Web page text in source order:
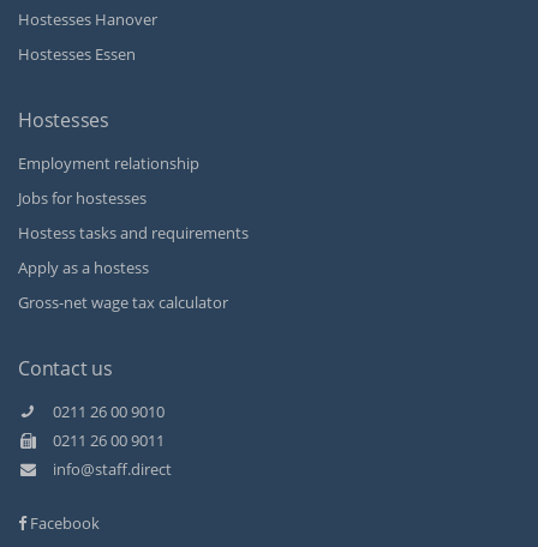
Hostesses Hanover
Hostesses Essen
Hostesses
Employment relationship
Jobs for hostesses
Hostess tasks and requirements
Apply as a hostess
Gross-net wage tax calculator
Contact us
0211 26 00 9010
0211 26 00 9011
info@staff.direct
Facebook